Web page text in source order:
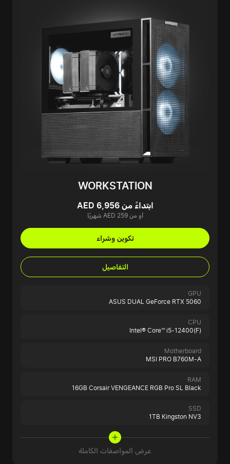
WORKSTATION
ابتداءً من AED 6,956
أو من AED 259 شهريًا
تكوين وشراء
التفاصيل
GPU
ASUS DUAL GeForce RTX 5060
CPU
Intel® Core™ i5-12400(F)
Motherboard
MSI PRO B760M-A
RAM
16GB Corsair VENGEANCE RGB Pro SL Black
SSD
1TB Kingston NV3
عرض المواصفات الكاملة